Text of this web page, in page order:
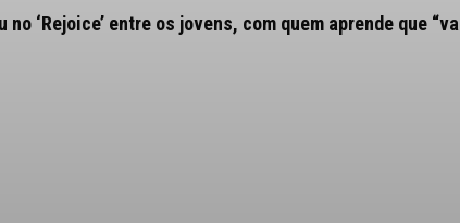
‘Rejoice’ entre os jovens, com quem aprende que